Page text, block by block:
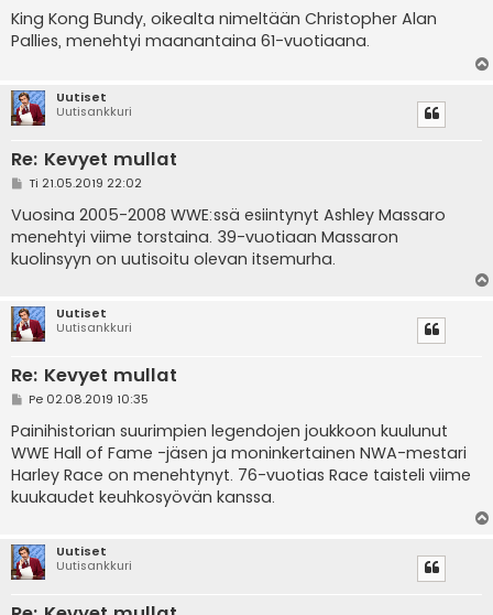
e
s
t
King Kong Bundy, oikealta nimeltään Christopher Alan
Pallies, menehtyi maanantaina 61-vuotiaana.
Uutiset
Uutisankkuri
Re: Kevyet mullat
V
e
s
t
i
Ti 21.05.2019 22:02
Vuosina 2005-2008 WWE:ssä esiintynyt Ashley Massaro
menehtyi viime torstaina. 39-vuotiaan Massaron
kuolinsyyn on uutisoitu olevan itsemurha.
Uutiset
Uutisankkuri
Re: Kevyet mullat
V
e
s
t
i
Pe 02.08.2019 10:35
Painihistorian suurimpien legendojen joukkoon kuulunut
WWE Hall of Fame -jäsen ja moninkertainen NWA-mestari
Harley Race on menehtynyt. 76-vuotias Race taisteli viime
kuukaudet keuhkosyövän kanssa.
Uutiset
Uutisankkuri